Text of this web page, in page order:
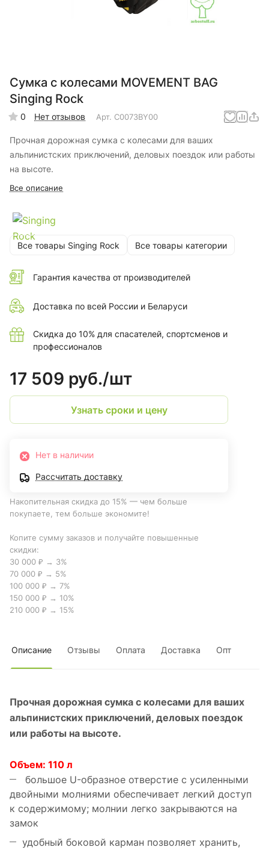
Сумка с колесами MOVEMENT BAG
Singing Rock
0 Нет отзывов Арт. C0073BY00
Прочная дорожная сумка с колесами для ваших
альпинистских приключений, деловых поездок или работы
на высоте.
Все описание
Все товары Singing Rock Все товары категории
Гарантия качества от производителей
Доставка по всей России и Беларуси
Скидка до 10% для спасателей, спортсменов и
профессионалов
17 509 руб./шт
Узнать сроки и цену
Нет в наличии
Рассчитать доставку
Накопительная скидка до 15% — чем больше
покупаете, тем больше экономите!
Копите сумму заказов и получайте повышенные
скидки:
30 000 ₽ → 3%
70 000 ₽ → 5%
100 000 ₽ → 7%
150 000 ₽ → 10%
210 000 ₽ → 15%
Описание Отзывы Оплата Доставка Опт
Прочная дорожная сумка с колесами для ваших
альпинистских приключений, деловых поездок
или работы на высоте.
Объем: 110 л
большое U-образное отверстие с усиленными
двойными молниями обеспечивает легкий доступ
к содержимому; молнии легко закрываются на
замок
удобный боковой карман позволяет хранить,